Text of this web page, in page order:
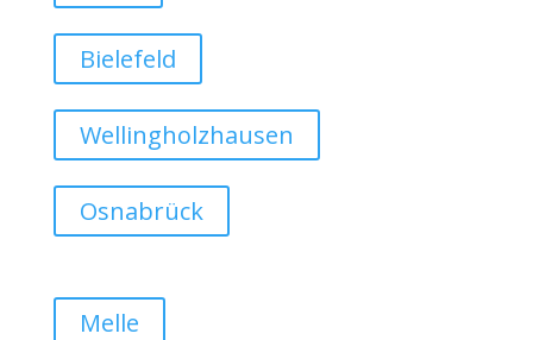
Bielefeld
Wellingholzhausen
Osnabrück
Melle